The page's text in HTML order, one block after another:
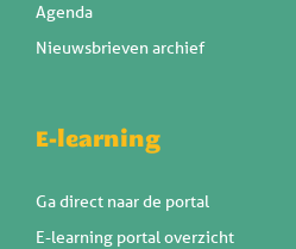
Agenda
Nieuwsbrieven archief
E-learning
Ga direct naar de portal
E-learning portal overzicht